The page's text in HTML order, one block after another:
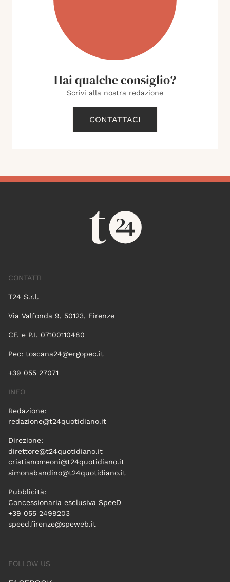
Hai qualche consiglio?
Scrivi alla nostra redazione
CONTATTACI
CONTATTI
T24 S.r.l.
Via Valfonda 9, 50123, Firenze
CF. e P.I. 07100110480
Pec: toscana24@ergopec.it
+39 055 27071
INFO
Redazione:
redazione@t24quotidiano.it
Direzione:
direttore@t24quotidiano.it
cristianomeoni@t24quotidiano.it
simonabandino@t24quotidiano.it
Pubblicità:
Concessionaria esclusiva SpeeD
+39 055 2499203
speed.firenze@speweb.it
FOLLOW US